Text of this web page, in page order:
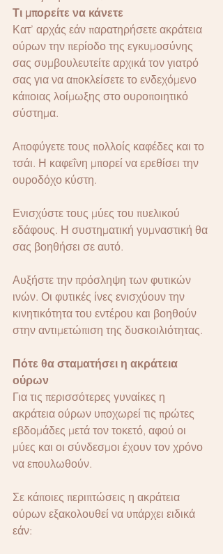
Τι μπορείτε να κάνετε
Κατ’ αρχάς εάν παρατηρήσετε ακράτεια
ούρων την περίοδο της εγκυμοσύνης
σας συμβουλευτείτε αρχικά τον γιατρό
σας για να αποκλείσετε το ενδεχόμενο
κάποιας λοίμωξης στο ουροποιητικό
σύστημα.
Αποφύγετε τους πολλοίς καφέδες και το
τσάι. Η καφεΐνη μπορεί να ερεθίσει την
ουροδόχο κύστη.
Ενισχύστε τους μύες του πυελικού
εδάφους. Η συστηματική γυμναστική θα
σας βοηθήσει σε αυτό.
Αυξήστε την πρόσληψη των φυτικών
ινών. Οι φυτικές ίνες ενισχύουν την
κινητικότητα του εντέρου και βοηθούν
στην αντιμετώπιση της δυσκοιλιότητας.
Πότε θα σταματήσει η ακράτεια
ούρων
Για τις περισσότερες γυναίκες η
ακράτεια ούρων υποχωρεί τις πρώτες
εβδομάδες μετά τον τοκετό, αφού οι
μύες και οι σύνδεσμοι έχουν τον χρόνο
να επουλωθούν.
Σε κάποιες περιπτώσεις η ακράτεια
ούρων εξακολουθεί να υπάρχει ειδικά
εάν: